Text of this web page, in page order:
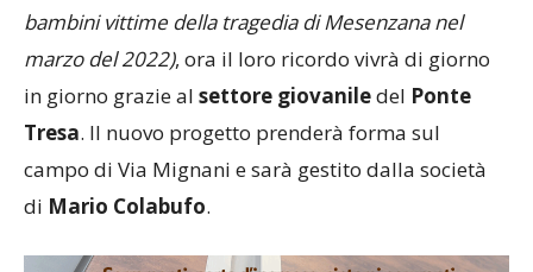
bambini vittime della tragedia di Mesenzana nel
marzo del 2022), ora il loro ricordo vivrà di giorno
in giorno grazie al settore giovaniledel Ponte
Tresa. Il nuovo progetto prenderà forma sul
campo di Via Mignani e sarà gestito dalla società
di Mario Colabufo.